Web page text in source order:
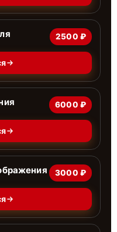
2500 ₽
6000 ₽
3000 ₽